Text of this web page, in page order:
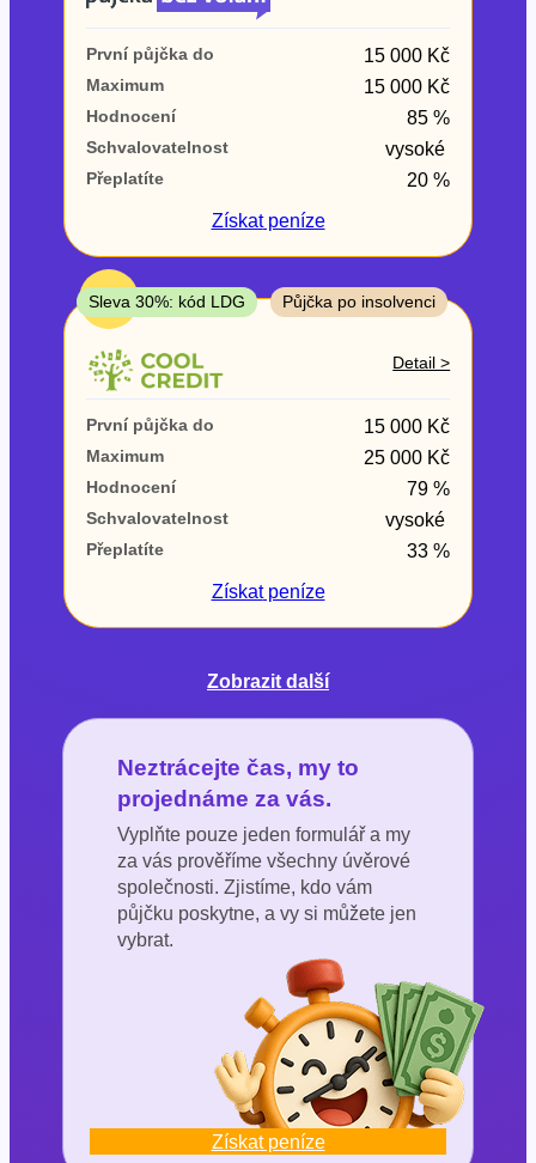
ne
Po insolvenci
ano
V hotovosti
ano
ne
První půjčka do 15 000 Kč
Maximum 15 000 Kč
Hodnocení 85 %
Schvalovatelnost vysoké
Přeplatíte
20 %
Získatpeníze
TOP
Sleva 30%: kód LDG Půjčka po insolvenci
Detail >
První půjčka do 15 000 Kč
Maximum 25 000 Kč
Hodnocení 79 %
Schvalovatelnost vysoké
Přeplatíte
33 %
Získatpeníze
Zobrazit další
Neztrácejte čas, my to
projednáme za vás.
Vyplňte pouze jeden formulář a my
za vás prověříme všechny úvěrové
společnosti. Zjistíme, kdo vám
půjčku poskytne, a vy si můžete jen
vybrat.
Získat peníze